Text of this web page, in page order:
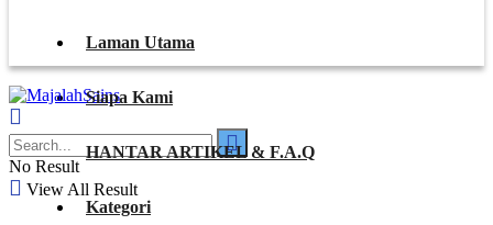
Laman Utama
Siapa Kami
HANTAR ARTIKEL & F.A.Q
Kategori
No Result
View All Result